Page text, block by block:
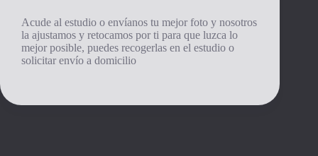
Acude al estudio o envíanos tu mejor foto y nosotros
la ajustamos y retocamos por ti para que luzca lo
mejor posible, puedes recogerlas en el estudio o
solicitar envío a domicilio